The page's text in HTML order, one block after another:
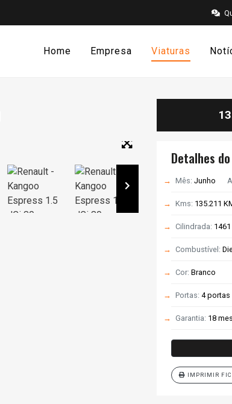
Home Empresa Viaturas
Detalhes
Mês: Junho
Kms: 135.211
Cilindrada: 1461
Combustível:
Cor: Branco
Portas: 4 portas
Garantia: 18
IMPRIMIR